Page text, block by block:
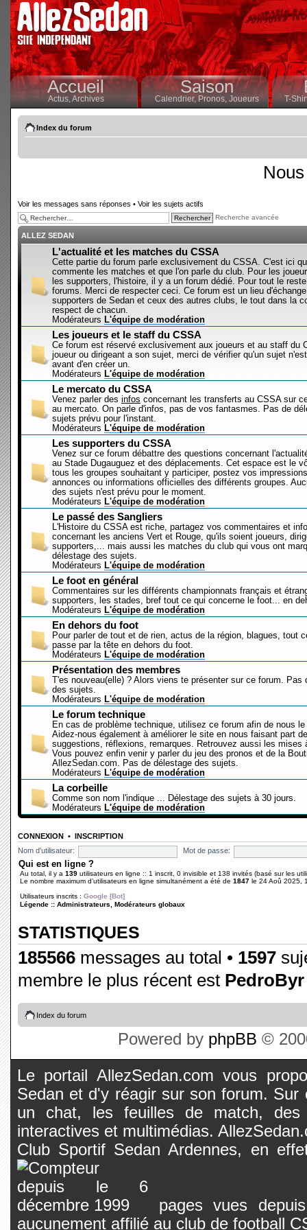
Accueil
Actus,Archives
Saison
Calendrier,Pronos, Joueurs T-
Index du forum
Voir les messages sans réponses • Voir les sujets actifs
Recherche avancée
ALLEZ SEDAN
L'actualité et les matches du CSSA
Cette partie du forum parle exclusivement du CSSA. C'est ici
commente les matches et que l'on parle du club. Pour les
les supporters, l'histoire, il y a un forum dédié. Pour tout le
forums. Merci de respecter ceci. Ce forum est un lieu
supporters de Sedan et ceux des autres clubs, le tout dans la
respect de chacun.
Modérateurs L'équipe de modération
Les joueurs et le staff du CSSA
Ce forum est réservé exclusivement aux joueurs et au staff du
joueur ou dirigeant a son sujet, merci de vérifier qu'un sujet
avant d'en créer un.
Modérateurs L'équipe de modération
Le mercato du CSSA
Venez parler des infos concernant les transferts au CSSA sur
au mercato. On parle d'infos, pas de vos fantasmes. Pas de
sujets prévu pour l'instant.
Modérateurs L'équipe de modération
Les supporters du CSSA
Venez sur ce forum débattre des questions concernant
au Stade Dugauguez et des déplacements. Cet espace est le
tous les groupes souhaitant y participer, postez vos
annonces ou informations officielles des différents groupes.
des sujets n'est prévu pour le moment.
Modérateurs L'équipe de modération
Le passé des Sangliers
L'Histoire du CSSA est riche, partagez vos commentaires et
concernant les anciens Vert et Rouge, qu'ils soient joueurs,
supporters,... mais aussi les matches du club qui vous ont
délestage des sujets.
Modérateurs L'équipe de modération
Le foot en général
Commentaires sur les différents championnats français et
supporters, les stades, bref tout ce qui concerne le foot... en
Modérateurs L'équipe de modération
En dehors du foot
Pour parler de tout et de rien, actus de la région, blagues, tout
passe par la tête en dehors du foot.
Modérateurs L'équipe de modération
Présentation des membres
T'es nouveau(elle) ? Alors viens te présenter sur ce forum. Pas
des sujets.
Modérateurs L'équipe de modération
Le forum technique
En cas de problème technique, utilisez ce forum afin de nous le
Aidez-nous également à améliorer le site en nous faisant part
suggestions, réflexions, remarques. Retrouvez aussi les mises
Vous pouvez enfin venir y parler du jeu des pronos et de la
AllezSedan.com. Pas de délestage des sujets.
Modérateurs L'équipe de modération
La corbeille
Comme son nom l'indique ... Délestage des sujets à 30 jours.
Modérateurs L'équipe de modération
CONNEXION • INSCRIPTION
Nom d’utilisateur:
Mot de passe:
Qui est en ligne ?
Au total, il y a 139 utilisateurs en ligne :: 1 inscrit, 0 invisible et 138 invités (basé sur les
Le nombre maximum d’utilisateurs en ligne simultanément a été de 1847 le 24 Aoû 2025,
Utilisateurs inscrits : Google [Bot]
Légende :: Administrateurs Modérateurs globaux
STATISTIQUES
185566 messages au total • 1597
membre le plus récent est PedroByr
Index du forum
Powered by phpBB ©
Le portail AllezSedan.com vous
Sedan et d'y réagir sur son forum.
un chat, les feuilles de match, des
interactives et multimédias.
Club Sportif Sedan Ardennes, en
pages vues
aucunement affilié au club de football